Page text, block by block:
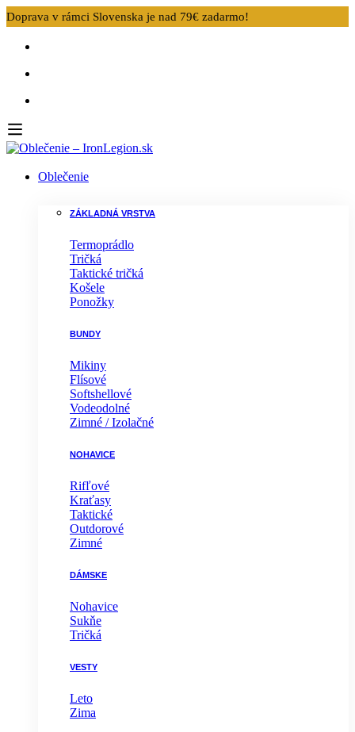
Doprava v rámci Slovenska je nad 79€ zadarmo!
Oblečenie
ZÁKLADNÁ VRSTVA
Termoprádlo
Tričká
Taktické tričká
Košele
Ponožky
BUNDY
Mikiny
Flísové
Softshellové
Vodeodolné
Zimné / Izolačné
NOHAVICE
Rifľové
Kraťasy
Taktické
Outdorové
Zimné
DÁMSKE
Nohavice
Sukňe
Tričká
VESTY
Leto
Zima